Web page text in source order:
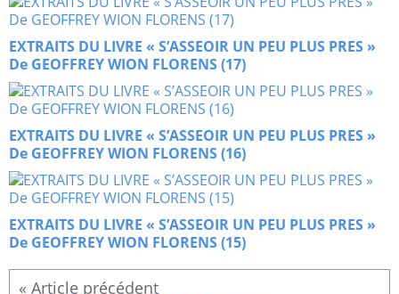
EXTRAITS DU LIVRE « S’ASSEOIR UN PEU PLUS PRES »
De GEOFFREY WION FLORENS (17)
EXTRAITS DU LIVRE « S’ASSEOIR UN PEU PLUS PRES »
De GEOFFREY WION FLORENS (16)
EXTRAITS DU LIVRE « S’ASSEOIR UN PEU PLUS PRES »
De GEOFFREY WION FLORENS (15)